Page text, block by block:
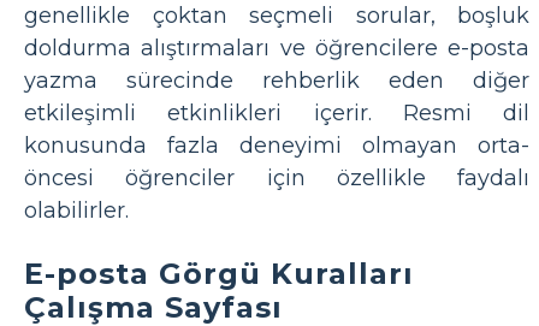
genellikle çoktan seçmeli sorular, boşluk
doldurma alıştırmaları ve öğrencilere e-posta
yazma sürecinde rehberlik eden diğer
etkileşimli etkinlikleri içerir. Resmi dil
konusunda fazla deneyimi olmayan orta-
öncesi öğrenciler için özellikle faydalı
olabilirler.
E-posta Görgü Kuralları
Çalışma Sayfası